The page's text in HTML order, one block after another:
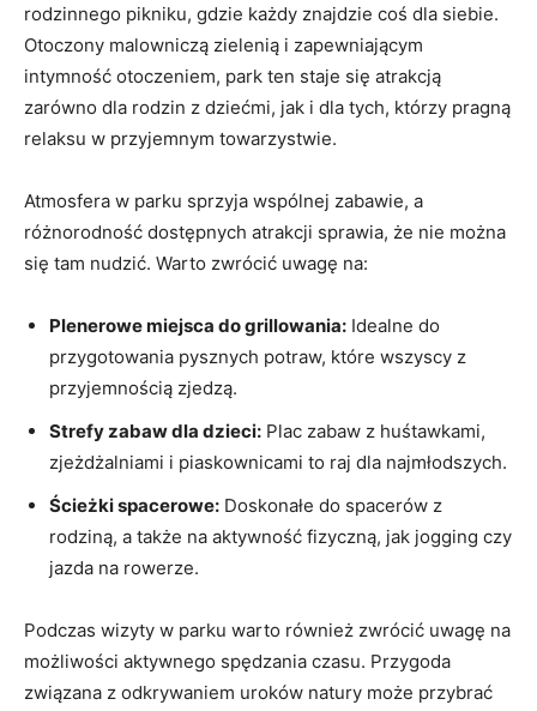
rodzinnego ⁣pikniku, gdzie​ każdy znajdzie coś dla⁤ siebie.
Otoczony malowniczą⁤ zielenią i⁤ zapewniającym
intymność⁢ otoczeniem, park​ ten​ staje się atrakcją
zarówno dla rodzin z dziećmi, jak i dla⁢ tych, którzy pragną
relaksu ⁣w przyjemnym towarzystwie.
Atmosfera w parku sprzyja wspólnej zabawie, a
‌różnorodność ⁤dostępnych ⁢atrakcji sprawia, że nie można
się tam⁤ nudzić. Warto zwrócić ⁤uwagę na:
Plenerowe miejsca do grillowania: ⁣Idealne do
przygotowania pysznych ‍potraw, które ​wszyscy z
przyjemnością zjedzą.
Strefy zabaw dla dzieci: Plac zabaw​ z ‌huśtawkami,
zjeżdżalniami⁣ i piaskownicami to raj dla najmłodszych.
Ścieżki spacerowe: Doskonałe do‍ spacerów z
rodziną, a także‍ na aktywność fizyczną, jak jogging czy
jazda na rowerze.
Podczas wizyty⁢ w parku warto również‍ zwrócić uwagę na
możliwości aktywnego spędzania czasu. ‍Przygoda
związana⁣ z odkrywaniem uroków natury może⁢ przybrać ​